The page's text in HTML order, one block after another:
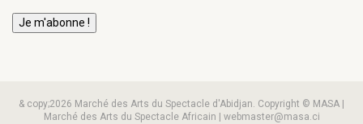
& copy;2026 Marché des Arts du Spectacle d'Abidjan. Copyright © MASA |
Marché des Arts du Spectacle Africain | webmaster@masa.ci